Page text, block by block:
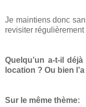
Je maintiens donc
revisiter
Quelqu’un a-t-il
location ? Ou bien
Sur le même thème: